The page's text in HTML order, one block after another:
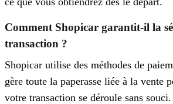
Comment Shopicar garantit-il la
transaction ?
Shopicar utilise des méthodes de
gère toute la paperasse liée à la vente
votre transaction se déroule sans souci.